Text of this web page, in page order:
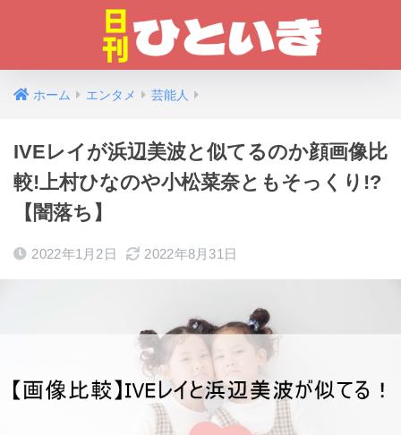
ホーム エンタメ 芸能人
IVEレイが浜辺美波と似てるのか顔画像比
較!上村ひなのや小松菜奈ともそっくり!?
【闇落ち】
2022年1月2日 2022年8月31日